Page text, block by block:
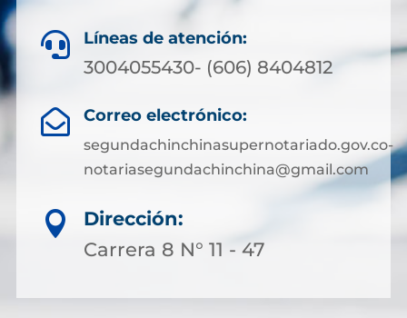
 Líneas de atención:
3004055430- (606) 8404812
 Correo electrónico:
segundachinchinasupernotariado.gov.co-
notariasegundachinchina@gmail.com

Dirección:
Carrera 8 N° 11 - 47